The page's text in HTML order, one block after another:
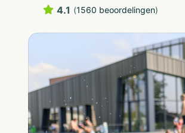
4.1 (1560 beoordelingen)